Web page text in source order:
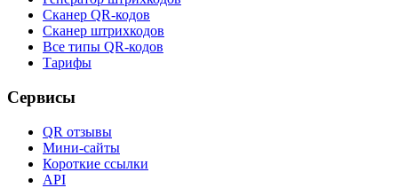
Сканер QR-кодов
Сканер штрихкодов
Все типы QR-кодов
Тарифы
Сервисы
QR отзывы
Мини-сайты
Короткие ссылки
API